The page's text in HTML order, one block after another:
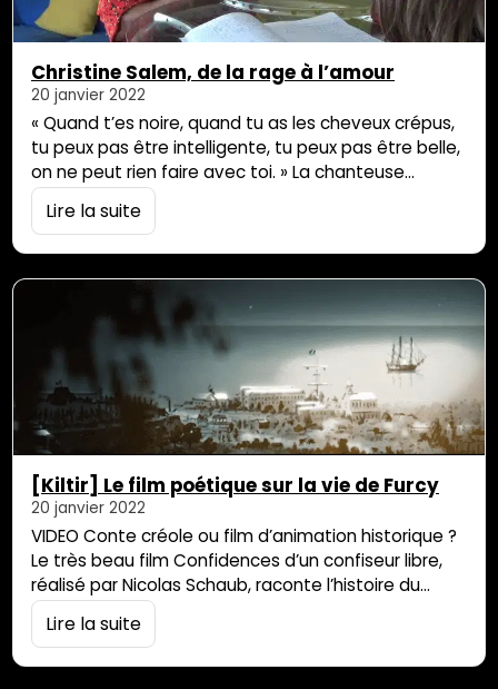
Christine Salem, de la rage à l’amour
20 janvier 2022
« Quand t’es noire, quand tu as les cheveux crépus,
tu peux pas être intelligente, tu peux pas être belle,
on ne peut rien faire avec toi. » La chanteuse
Christine Salem raconte la rage et la colère qu’elle a
ressenti en constatant le rejet de la culture créole
Lire la suite
[Kiltir] Le film poétique sur la vie de Furcy
20 janvier 2022
VIDEO Conte créole ou film d’animation historique ?
Le très beau film Confidences d’un confiseur libre,
réalisé par Nicolas Schaub, raconte l’histoire du
Réunionnais Jules Furcy, né d’une mère affranchie,
et son parcours pour retrouver ses papiers perdus
Lire la suite